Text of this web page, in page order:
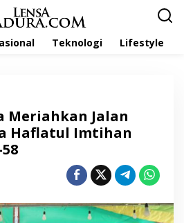
Teknologi Lifestyle
Meriahkan Jalan
Haflatul Imtihan